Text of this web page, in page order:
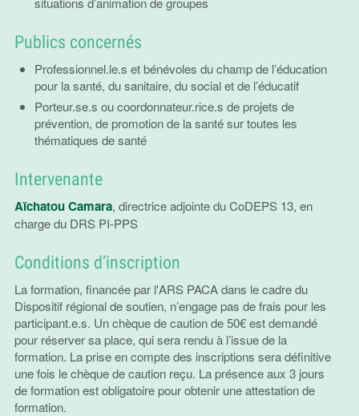
Publics concernés
Professionnel.le.s et bénévoles du champ de l’éducation
pour la santé, du sanitaire, du social et de l’éducatif
Porteur.se.s ou coordonnateur.rice.s de projets de
prévention, de promotion de la santé sur toutes les
thématiques de santé
Intervenante
Aïchatou Camara, directrice adjointe du CoDEPS 13, en
charge du DRS PI-PPS
Conditions d’inscription
La formation, financée par l'ARS PACA dans le cadre du
Dispositif régional de soutien, n’engage pas de frais pour les
participant.e.s. Un chèque de caution de 50€ est demandé
pour réserver sa place, qui sera rendu à l’issue de la
formation. La prise en compte des inscriptions sera définitive
une fois le chèque de caution reçu. La présence aux 3 jours
de formation est obligatoire pour obtenir une attestation de
formation.